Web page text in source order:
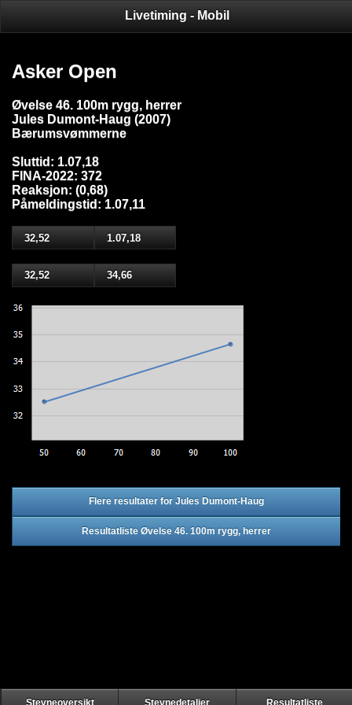
Livetiming - Mobil
Asker Open
Øvelse 46. 100m rygg, herrer
Jules Dumont-Haug (2007)
Bærumsvømmerne
Sluttid: 1.07,18
FINA-2022: 372
Reaksjon: (0,68)
Påmeldingstid: 1.07,11
32,52 1.07,18
32,52 34,66
Flere resultater for Jules Dumont-Haug
Resultatliste Øvelse 46. 100m rygg, herrer
Stevneoversikt Stevnedetaljer Resultatliste